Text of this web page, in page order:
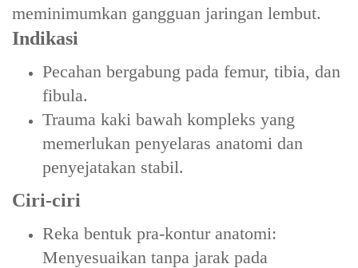
meminimumkan gangguan jaringan lembut.
Indikasi
‌Pecahan bergabung pada femur, tibia, dan
fibula‌.
‌Trauma kaki bawah kompleks‌ yang
memerlukan penyelaras anatomi dan
penyejatakan stabil.
Ciri-ciri
‌Reka bentuk pra-kontur anatomi‌:
Menyesuaikan tanpa jarak pada